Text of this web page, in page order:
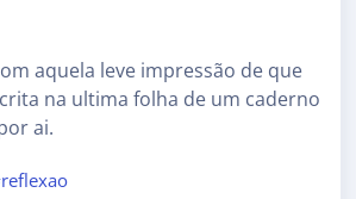
aquela leve impressão de que
na ultima folha de um caderno
ai.